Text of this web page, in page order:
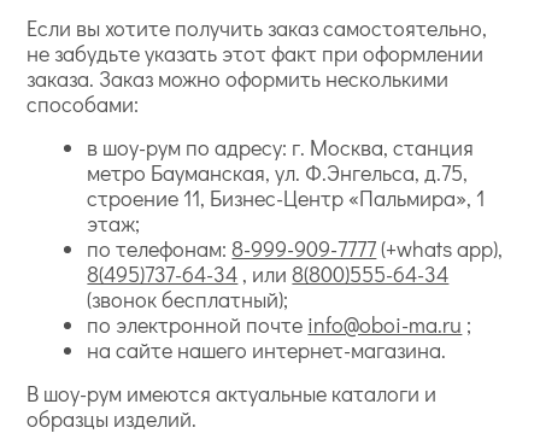
Если вы хотите получить заказ самостоятельно,
не забудьте указать этот факт при оформлении
заказа. Заказ можно оформить несколькими
способами:
в шоу-рум по адресу: г. Москва, станция
метро Бауманская, ул. Ф.Энгельса, д.75,
строение 11, Бизнес-Центр «Пальмира», 1
этаж;
по телефонам: 8-999-909-7777(+whats app),
8(495)737-64-34 , или 8(800)555-64-34
(звонок бесплатный);
по электронной почте info@oboi-ma.ru ;
на сайте нашего интернет-магазина.
В шоу-рум имеются актуальные каталоги и
образцы изделий.